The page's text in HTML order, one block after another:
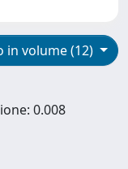
in volume (12)
0.008